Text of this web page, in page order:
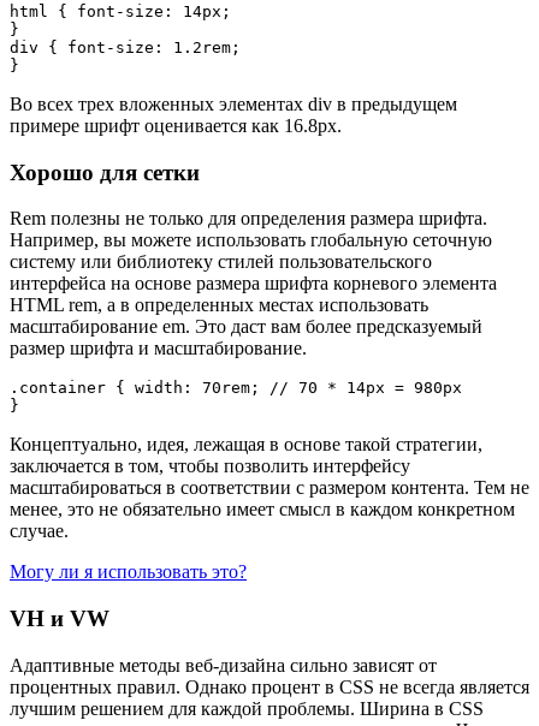
html { font-size: 14px;
}
div { font-size: 1.2rem;
}
Во всех трех вложенных элементах div в предыдущем
примере шрифт оценивается как 16.8px.
Хорошо для сетки
Rem полезны не только для определения размера шрифта.
Например, вы можете использовать глобальную сеточную
систему или библиотеку стилей пользовательского
интерфейса на основе размера шрифта корневого элемента
HTML rem, а в определенных местах использовать
масштабирование em. Это даст вам более предсказуемый
размер шрифта и масштабирование.
.container { width: 70rem; // 70 * 14px = 980px
}
Концептуально, идея, лежащая в основе такой стратегии,
заключается в том, чтобы позволить интерфейсу
масштабироваться в соответствии с размером контента. Тем не
менее, это не обязательно имеет смысл в каждом конкретном
случае.
Могу ли я использовать это?
VH и VW
Адаптивные методы веб-дизайна сильно зависят от
процентных правил. Однако процент в CSS не всегда является
лучшим решением для каждой проблемы. Ширина в CSS